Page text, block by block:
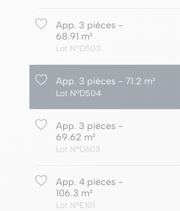
App. 3 pièces -
68.91 m²
Lot NºD503
App. 3 pièces - 71.2 m²
Lot NºD504
App. 3 pièces -
69.62 m²
Lot NºD603
App. 4 pièces -
106.3 m²
Lot NºE101